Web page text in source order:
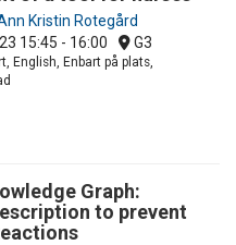
Kristin Rotegård
15:45 - 16:00 G3
English, Enbart på plats,
Graph:
to prevent